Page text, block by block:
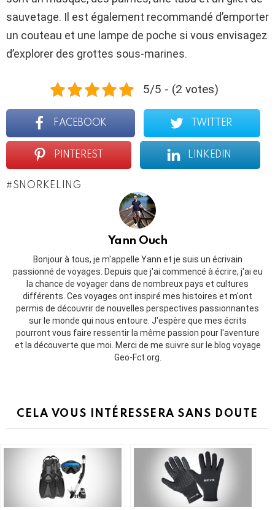
sauvetage. Il est également recommandé d’emporter
un couteau et une lampe de poche si vous envisagez
d’explorer des grottes sous-marines.
5/5 - (2 votes)
FACEBOOK TWITTER
PINTEREST LINKEDIN
SNORKELING
Yann Ouch
Bonjour à tous, je m'appelle Yann et je suis un écrivain
passionné de voyages. Depuis que j'ai commencé à écrire, j'ai eu
la chance de voyager dans de nombreux pays et cultures
différents. Ces voyages ont inspiré mes histoires et m'ont
permis de découvrir de nouvelles perspectives passionnantes
sur le monde qui nous entoure. J'espère que mes écrits
pourront vous faire ressentir la même passion pour l'aventure
et la découverte que moi. Merci de me suivre sur le blog voyage
Geo-Fct.org.
CELA VOUS INTÉRESSERA SANS DOUTE